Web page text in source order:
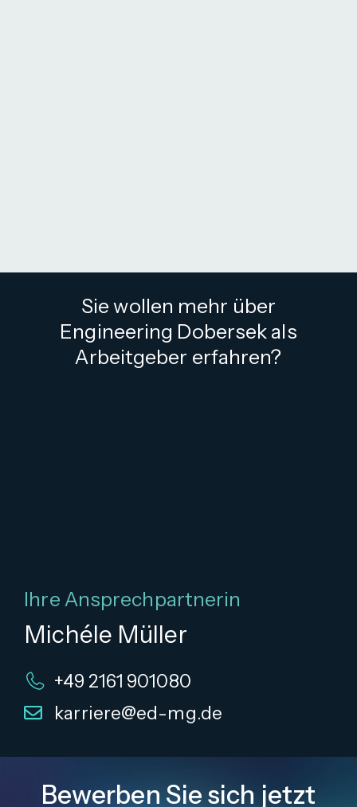
Sie wollen mehr über
Engineering Dobersek als
Arbeitgeber erfahren?
Ihre Ansprechpartnerin
Michéle Müller
+49 2161 901080
karriere@ed-mg.de
Bewerben Sie sich jetzt